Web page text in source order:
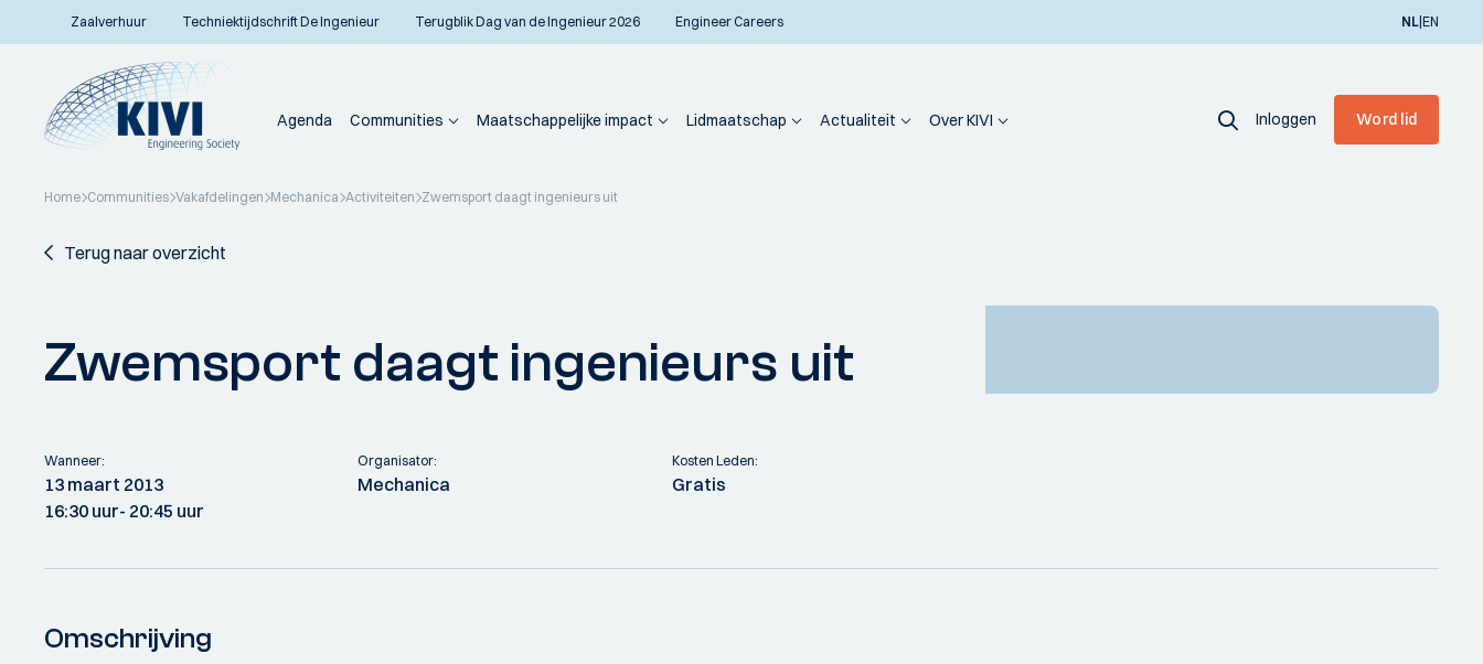
Zaalverhuur Techniektijdschrift De Ingenieur Terugblik Dag van de Ingenieur 2026 Engineer Careers NL|EN
Agenda Communities Maatschappelijke impact Lidmaatschap Actualiteit Over KIVI Inloggen Word lid
Home Communities Vakafdelingen Mechanica Activiteiten Zwemsport daagt ingenieurs uit
Terug naar overzicht
Zwemsport daagt ingenieurs uit
Wanneer:
13 maart 2013
16:30 uur- 20:45 uur
Organisator:
Mechanica
Kosten Leden:
Gratis
Omschrijving